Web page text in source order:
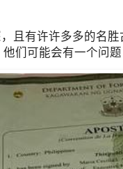
且有许许多多的名
们可能会有一个问题